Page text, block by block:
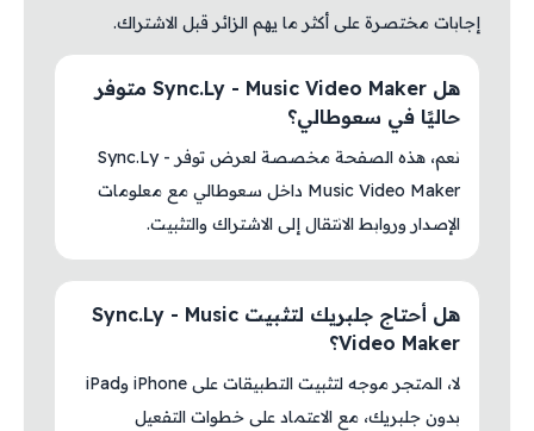
إجابات مختصرة على أكثر ما يهم الزائر قبل الاشتراك.
هل Sync.Ly - Music Video Maker متوفر
حاليًا في سعوطالي؟
نعم، هذه الصفحة مخصصة لعرض توفر Sync.Ly -
Music Video Maker داخل سعوطالي مع معلومات
الإصدار وروابط الانتقال إلى الاشتراك والتثبيت.
هل أحتاج جلبريك لتثبيت Sync.Ly - Music
Video Maker؟
لا، المتجر موجه لتثبيت التطبيقات على iPhone وiPad
بدون جلبريك، مع الاعتماد على خطوات التفعيل